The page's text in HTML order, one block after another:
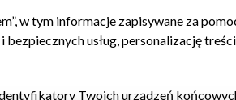
w tym informacje zapisywane za
usług, personalizację
Twoich urządzeń